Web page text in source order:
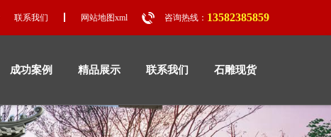
联系我们 网站地图xml 咨询热线： 13582385859
成功案例 精品展示 联系我们 石雕现货